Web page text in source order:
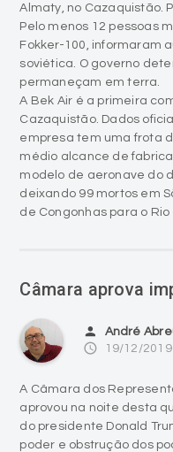
Almaty, no Cazaquistão.
Pelo menos 12 pessoas
Fokker-100, informaram
soviética. O governo
permaneçam em terra.
A Bek Air é a primeira
Cazaquistão. Dados
empresa tem uma frota
médio alcance de
modelo de aeronave do
deixando 99 mortos em
de Congonhas para o
Câmara aprova
person André
access_time 19/12/
A Câmara dos
aprovou na noite desta
do presidente Donald
poder e obstrução dos